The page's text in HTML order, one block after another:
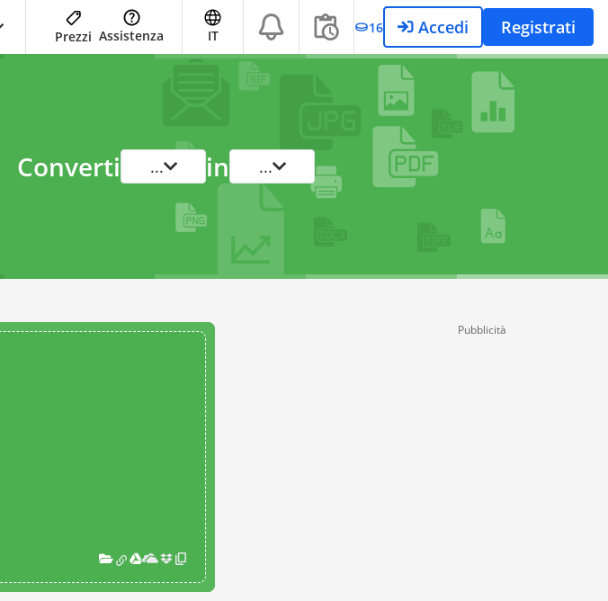
Prezzi Assistenza IT 16 Accedi Registrati
Converti ... in ...
Pubblicità